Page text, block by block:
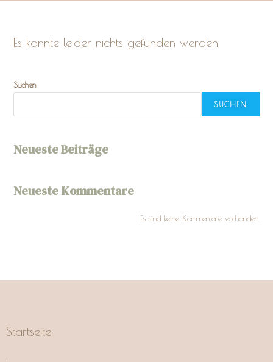
Es konnte leider nichts gefunden werden.
Suchen
SUCHEN
Neueste Beiträge
Neueste Kommentare
Es sind keine Kommentare vorhanden.
Startseite